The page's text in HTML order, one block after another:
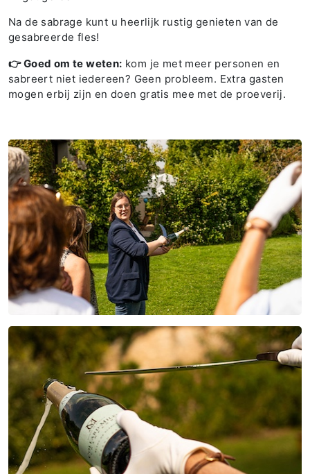
Na de sabrage kunt u heerlijk rustig genieten van de
gesabreerde fles!
👉 Goed om te weten: kom je met meer personen en
sabreert niet iedereen? Geen probleem. Extra gasten
mogen erbij zijn en doen gratis mee met de proeverij.